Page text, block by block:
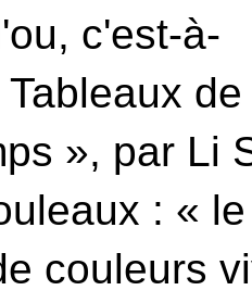
c'est-à-
», par Li
: «
couleurs